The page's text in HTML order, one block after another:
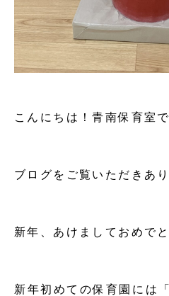
こんにちは！青南保育室で
ブログをご覧いただきあ
新年、あけましておめで
新年初めての保育園には